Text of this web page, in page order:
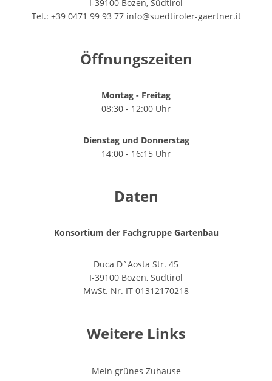
I-39100 Bozen, Südtirol
Tel.: +39 0471 99 93 77 info@suedtiroler-gaertner.it
Öffnungszeiten
Montag - Freitag
08:30 - 12:00 Uhr
Dienstag und Donnerstag
14:00 - 16:15 Uhr
Daten
Konsortium der Fachgruppe Gartenbau
Duca D`Aosta Str. 45
I-39100 Bozen, Südtirol
MwSt. Nr. IT 01312170218
Weitere Links
Mein grünes Zuhause